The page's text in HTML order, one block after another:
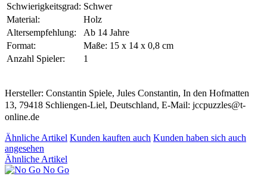
Schwierigkeitsgrad: Schwer
Material:
Holz
Altersempfehlung:
Ab 14 Jahre
Format:
Maße: 15 x 14 x 0,8 cm
Anzahl Spieler:
1
Hersteller: Constantin Spiele, Jules Constantin, In den Hofmatten
13, 79418 Schliengen-Liel, Deutschland, E-Mail: jccpuzzles@t-
online.de
Ähnliche Artikel Kunden kauften auch Kunden haben sich auch
angesehen
Ähnliche Artikel
No Go